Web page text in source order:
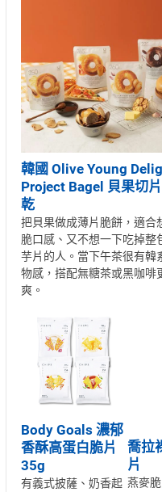
韓國 Olive Young
Project Bagel 貝果切
乾
把貝果做成薄片脆餅，適合
脆口感、又不想一下吃掉整
芋片的人。當下午茶很有韓
物感，搭配無糖茶或黑咖啡
爽。
Body Goals 濃郁
香酥高蛋白脆片
35g
有義式披薩、奶香起
喬拉
片
燕麥